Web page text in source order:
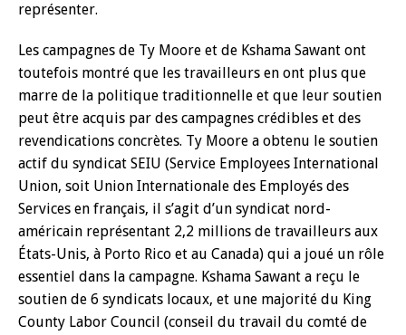
représenter.
Les campagnes de Ty Moore et de Kshama Sawant ont
toutefois montré que les travailleurs en ont plus que
marre de la politique traditionnelle et que leur soutien
peut être acquis par des campagnes crédibles et des
revendications concrètes. Ty Moore a obtenu le soutien
actif du syndicat SEIU (Service Employees International
Union, soit Union Internationale des Employés des
Services en français, il s’agit d’un syndicat nord-
américain représentant 2,2 millions de travailleurs aux
États-Unis, à Porto Rico et au Canada) qui a joué un rôle
essentiel dans la campagne. Kshama Sawant a reçu le
soutien de 6 syndicats locaux, et une majorité du King
County Labor Council (conseil du travail du comté de